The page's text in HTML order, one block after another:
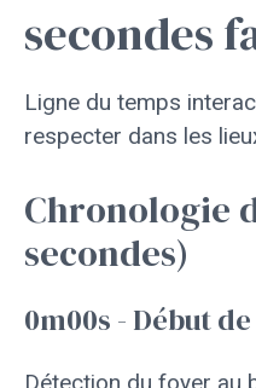
secondes
Ligne du temps
respecter dans les
Chronologie
secondes)
0m00s - Début